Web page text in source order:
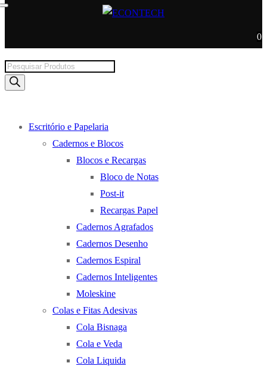
0
Products
search
Escritório e Papelaria
Cadernos e Blocos
Blocos e Recargas
Bloco de Notas
Post-it
Recargas Papel
Cadernos Agrafados
Cadernos Desenho
Cadernos Espiral
Cadernos Inteligentes
Moleskine
Colas e Fitas Adesivas
Cola Bisnaga
Cola e Veda
Cola Liquida